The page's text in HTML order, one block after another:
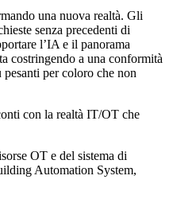
una nuova realtà. Gli
senza precedenti di
l’IA e il panorama
costringendo a una conformità
per coloro che non
con la realtà IT/OT che
OT e del sistema di
Automation System,